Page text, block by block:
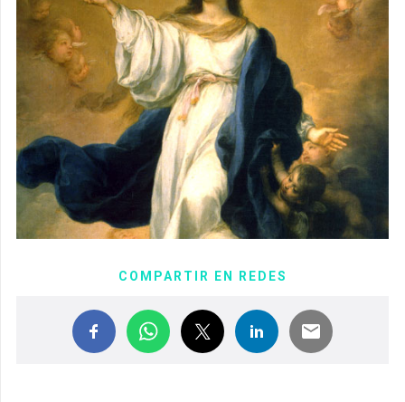
COMPARTIR EN REDES